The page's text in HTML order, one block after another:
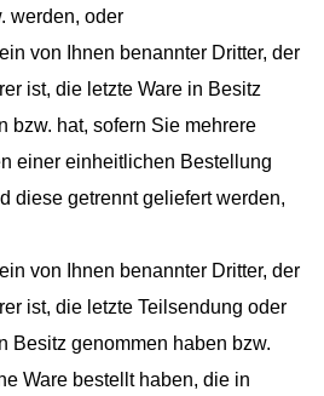
werden, oder
von Ihnen benannter Dritter, der
ist, die letzte Ware in Besitz
bzw. hat, sofern Sie mehrere
einer einheitlichen Bestellung
diese getrennt geliefert werden,
von Ihnen benannter Dritter, der
ist, die letzte Teilsendung oder
Besitz genommen haben bzw.
Ware bestellt haben, die in